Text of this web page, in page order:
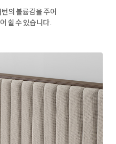
의 볼륨감을 주어
쉴 수 있습니다.